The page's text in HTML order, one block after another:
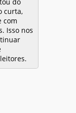
curta,
com
Isso nos